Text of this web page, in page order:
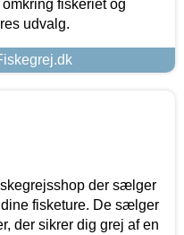
fiskeriet og
udvalg.
der sælger
fisketure. De sælger
der sikrer dig grej af en